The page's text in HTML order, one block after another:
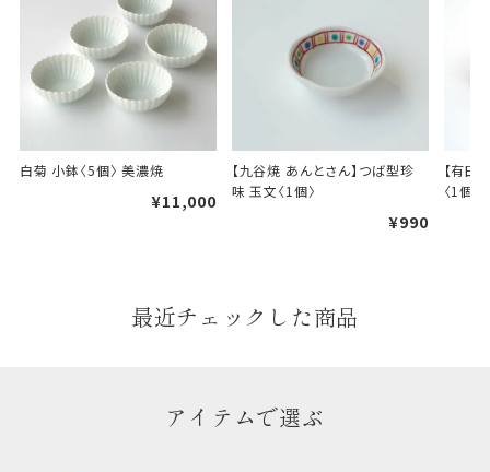
白菊 小鉢〈5個〉 美濃焼
¥11,000
【九谷焼 あんとさん】つば型珍
味 玉文〈1個〉
¥990
【有田
〈1個〉
最近チェックした商品
アイテムで選ぶ